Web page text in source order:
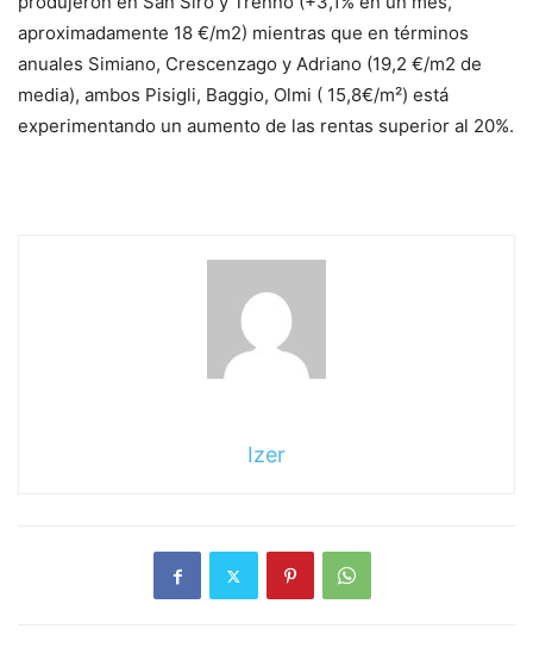
aproximadamente 18 €/m2) mientras que en términos
anuales Simiano, Crescenzago y Adriano (19,2 €/m2 de
media), ambos Pisigli, Baggio, Olmi ( 15,8€/m²) está
experimentando un aumento de las rentas superior al 20%.
Izer